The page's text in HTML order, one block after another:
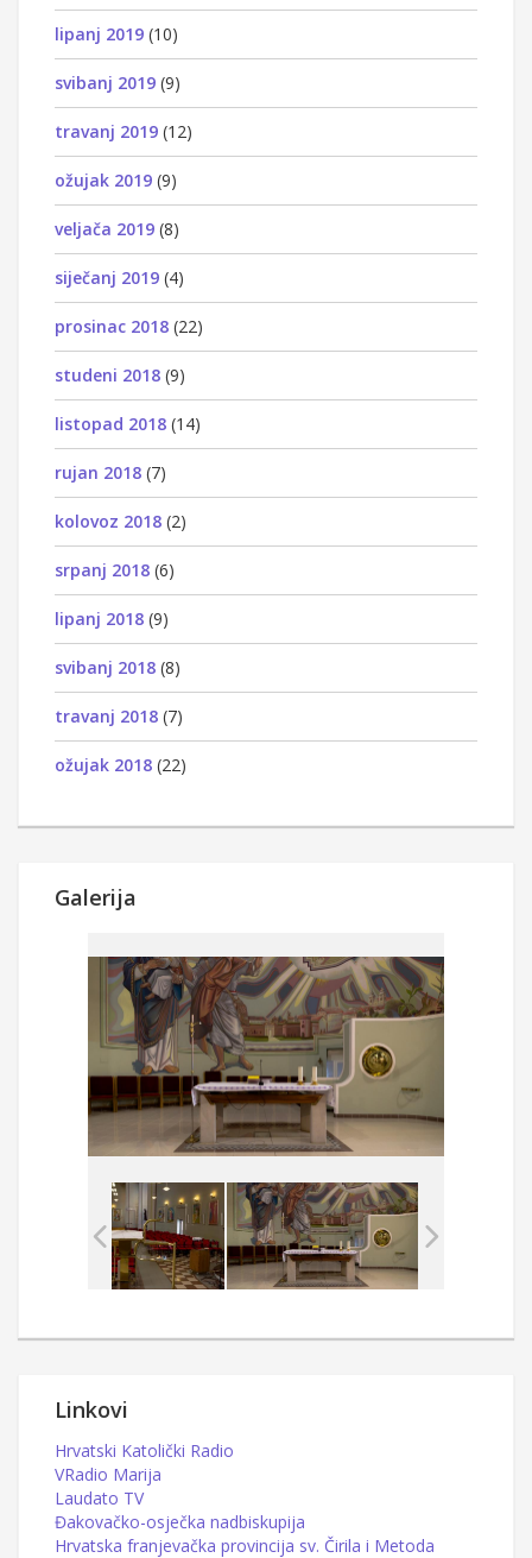
lipanj 2019 (10)
svibanj 2019 (9)
travanj 2019 (12)
ožujak 2019 (9)
veljača 2019 (8)
siječanj 2019 (4)
prosinac 2018 (22)
studeni 2018 (9)
listopad 2018 (14)
rujan 2018 (7)
kolovoz 2018 (2)
srpanj 2018 (6)
lipanj 2018 (9)
svibanj 2018 (8)
travanj 2018 (7)
ožujak 2018 (22)
Galerija
Linkovi
Hrvatski Katolički Radio
VRadio Marija
Laudato TV
Đakovačko-osječka nadbiskupija
Hrvatska franjevačka provincija sv. Čirila i Metoda